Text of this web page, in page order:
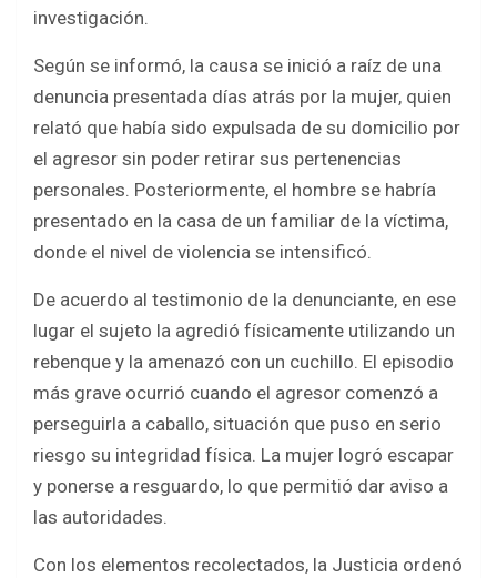
investigación.
Según se informó, la causa se inició a raíz de una
denuncia presentada días atrás por la mujer, quien
relató que había sido expulsada de su domicilio por
el agresor sin poder retirar sus pertenencias
personales. Posteriormente, el hombre se habría
presentado en la casa de un familiar de la víctima,
donde el nivel de violencia se intensificó.
De acuerdo al testimonio de la denunciante, en ese
lugar el sujeto la agredió físicamente utilizando un
rebenque y la amenazó con un cuchillo. El episodio
más grave ocurrió cuando el agresor comenzó a
perseguirla a caballo, situación que puso en serio
riesgo su integridad física. La mujer logró escapar
y ponerse a resguardo, lo que permitió dar aviso a
las autoridades.
Con los elementos recolectados, la Justicia ordenó